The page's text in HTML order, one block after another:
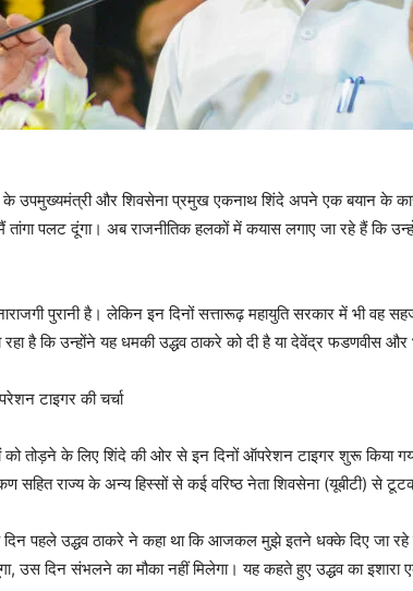
के उपमुख्यमंत्री और शिवसेना प्रमुख एकनाथ शिंदे अपने एक बयान के
तांगा पलट दूंगा। अब राजनीतिक हलकों में कयास लगाए जा रहे हैं कि
पुरानी है। लेकिन इन दिनों सत्तारूढ़ महायुति सरकार में भी वह
है कि उन्होंने यह धमकी उद्धव ठाकरे को दी है या देवेंद्र फडणवीस और
टाइगर की चर्चा
को तोड़ने के लिए शिंदे की ओर से इन दिनों ऑपरेशन टाइगर शुरू
सहित राज्य के अन्य हिस्सों से कई वरिष्ठ नेता शिवसेना (यूबीटी) से
दिन पहले उद्धव ठाकरे ने कहा था कि आजकल मुझे इतने धक्के दिए जा रहे
उस दिन संभलने का मौका नहीं मिलेगा। यह कहते हुए उद्धव का इशारा